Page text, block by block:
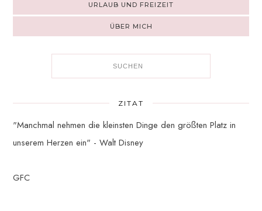
URLAUB UND FREIZEIT
ÜBER MICH
ZITAT
"Manchmal nehmen die kleinsten Dinge den größten Platz in
unserem Herzen ein" - Walt Disney
GFC